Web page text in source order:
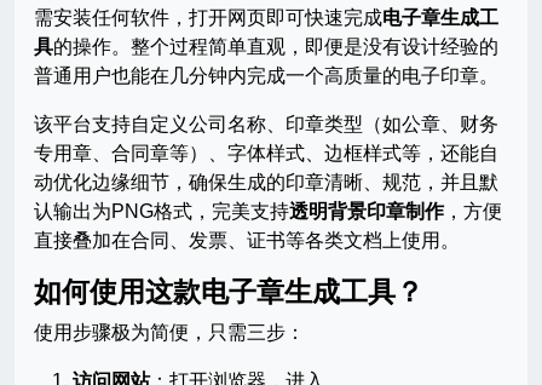
需安装任何软件，打开网页即可快速完成电子章生成工
具的操作。整个过程简单直观，即便是没有设计经验的
普通用户也能在几分钟内完成一个高质量的电子印章。
该平台支持自定义公司名称、印章类型（如公章、财务
专用章、合同章等）、字体样式、边框样式等，还能自
动优化边缘细节，确保生成的印章清晰、规范，并且默
认输出为PNG格式，完美支持透明背景印章制作，方便
直接叠加在合同、发票、证书等各类文档上使用。
如何使用这款电子章生成工具？
使用步骤极为简便，只需三步：
访问网站：打开浏览器，进入